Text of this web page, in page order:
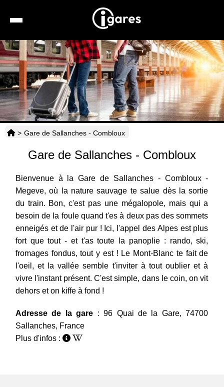
Recherche
Location de voiture
Hôtels
Taxis
> Gare de Sallanches - Combloux
Gare de Sallanches - Combloux
Bienvenue à la Gare de Sallanches - Combloux -
Megeve, où la nature sauvage te salue dès la sortie
du train. Bon, c'est pas une mégalopole, mais qui a
besoin de la foule quand t'es à deux pas des sommets
enneigés et de l'air pur ! Ici, l'appel des Alpes est plus
fort que tout - et t'as toute la panoplie : rando, ski,
fromages fondus, tout y est ! Le Mont-Blanc te fait de
l'oeil, et la vallée semble t'inviter à tout oublier et à
vivre l'instant présent. C'est simple, dans le coin, on vit
dehors et on kiffe à fond !
Adresse de la gare : 96 Quai de la Gare, 74700
Sallanches, France
Plus d'infos :